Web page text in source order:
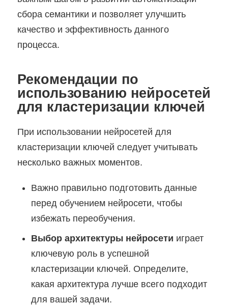
сбора семантики и позволяет улучшить
качество и эффективность данного
процесса.
Рекомендации по
использованию нейросетей
для кластеризации ключей
При использовании нейросетей для
кластеризации ключей следует учитывать
несколько важных моментов.
Важно правильно подготовить данные
перед обучением нейросети, чтобы
избежать переобучения.
Выбор архитектуры нейросети играет
ключевую роль в успешной
кластеризации ключей. Определите,
какая архитектура лучше всего подходит
для вашей задачи.